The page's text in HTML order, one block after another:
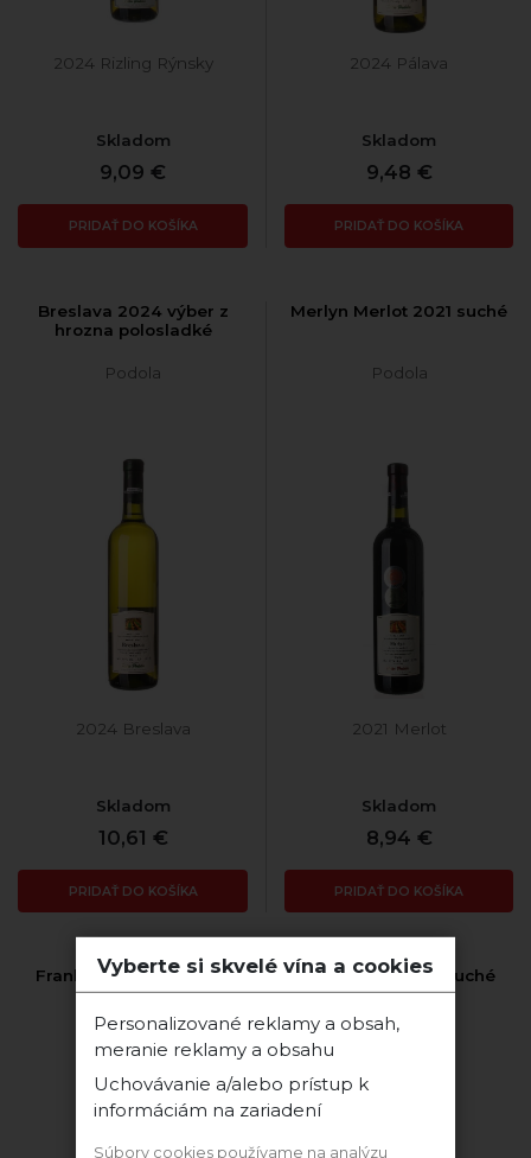
2024 Rizling Rýnsky
Skladom
9,09 €
PRIDAŤ DO KOŠÍKA
2024 Pálava
Skladom
9,48 €
PRIDAŤ DO KOŠÍKA
Breslava 2024 výber z
hrozna polosladké
Podola
2024 Breslava
Skladom
10,61 €
PRIDAŤ DO KOŠÍKA
Merlyn Merlot 2021 suché
Podola
2021 Merlot
Skladom
8,94 €
PRIDAŤ DO KOŠÍKA
Frankovka Modrá 2022
suché
Sauvignon 2023 suché
Podola
Vyberte si skvelé vína a cookies
Personalizované reklamy a obsah,
meranie reklamy a obsahu
Uchovávanie a/alebo prístup k
informáciám na zariadení
Súbory cookies používame na analýzu